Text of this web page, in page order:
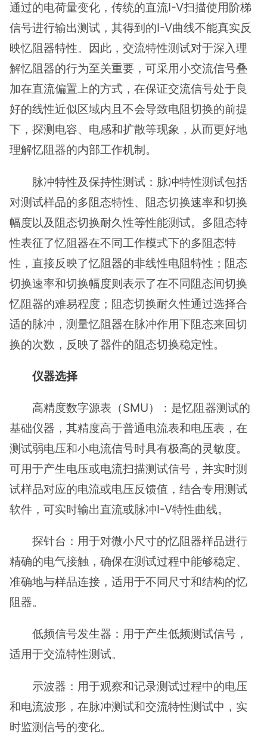
通过的电荷量变化，传统的直流I-V扫描使用阶梯
信号进行输出测试，其得到的I-V曲线不能真实反
映忆阻器特性。因此，交流特性测试对于深入理
解忆阻器的行为至关重要，可采用小交流信号叠
加在直流偏置上的方式，在保证交流信号处于良
好的线性近似区域内且不会导致电阻切换的前提
下，探测电容、电感和扩散等现象，从而更好地
理解忆阻器的内部工作机制。
脉冲特性及保持性测试：脉冲特性测试包括
对测试样品的多阻态特性、阻态切换速率和切换
幅度以及阻态切换耐久性等性能测试。多阻态特
性表征了忆阻器在不同工作模式下的多阻态特
性，直接反映了忆阻器的非线性电阻特性；阻态
切换速率和切换幅度则表示了在不同阻态间切换
忆阻器的难易程度；阻态切换耐久性通过选择合
适的脉冲，测量忆阻器在脉冲作用下阻态来回切
换的次数，反映了器件的阻态切换稳定性。
仪器选择
高精度数字源表（SMU）：是忆阻器测试的
基础仪器，其精度高于普通电流表和电压表，在
测试弱电压和小电流信号时具有极高的灵敏度。
可用于产生电压或电流扫描测试信号，并实时测
试样品对应的电流或电压反馈值，结合专用测试
软件，可实时输出直流或脉冲I-V特性曲线。
探针台：用于对微小尺寸的忆阻器样品进行
精确的电气接触，确保在测试过程中能够稳定、
准确地与样品连接，适用于不同尺寸和结构的忆
阻器。
低频信号发生器：用于产生低频测试信号，
适用于交流特性测试。
示波器：用于观察和记录测试过程中的电压
和电流波形，在脉冲测试和交流特性测试中，实
时监测信号的变化。